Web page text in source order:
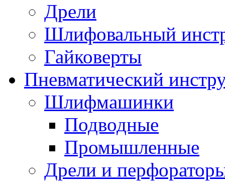
Дрели
Шлифовальный
Гайковерты
Пневматический
Шлифмашинки
Подводные
Промышленные
Дрели и